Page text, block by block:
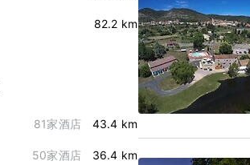
82.2 km
81家酒店 43.4 km
50家酒店 36.4 km